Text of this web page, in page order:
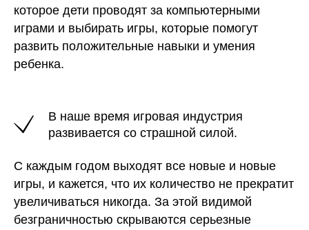
которое дети проводят за компьютерными
играми и выбирать игры, которые помогут
развить положительные навыки и умения
ребенка.
В наше время игровая индустрия
развивается со страшной силой.
С каждым годом выходят все новые и новые
игры, и кажется, что их количество не прекратит
увеличиваться никогда. За этой видимой
безграничностью скрываются серьезные
+7
Я соглашаюсь с политикой конфиденциальности
Связаться со мной
mail@milcentre.ru Youtube